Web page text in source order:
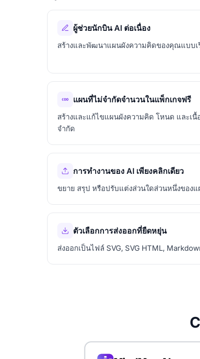
ผู้ช่วยนักบิน AI ต่อเนื่อง
สร้างและพัฒนาแผนผังความคิดของคุณแบบเ
แผนที่ไม่จำกัดจำนวนในแพ็กเกจฟรี
สร้างและแก้ไขแผนผังความคิด โหนด และเ
จำกัด
การทำงานของ AI เพียงคลิกเดียว
ขยาย สรุป หรือปรับแต่งส่วนใดส่วนหนึ่งของ
ตัวเลือกการส่งออกที่ยืดหยุ่น
ส่งออกเป็นไฟล์ SVG, SVG HTML,